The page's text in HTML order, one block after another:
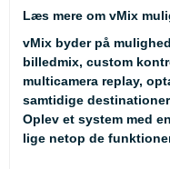
Læs mere om vMix
vMix byder på
billedmix, custom
multicamera replay,
samtidige
Oplev et system med
lige netop de